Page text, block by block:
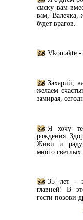
смску вам
вам, Валечка,
будет врагов.
Vkontakte -
Захарий,
желаем
замирая,
Я хочу
рождения.
Живи и
много светлых
35 лет -
главней! В
гости позови